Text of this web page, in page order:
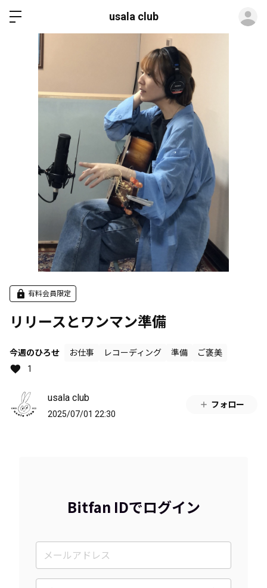
usala club
有料会員限定
リリースとワンマン準備
今週のひろせ お仕事 レコーディング 準備
ご褒美
1
usala club
2025/07/01 22:30
フォロー
Bitfan IDでログイン